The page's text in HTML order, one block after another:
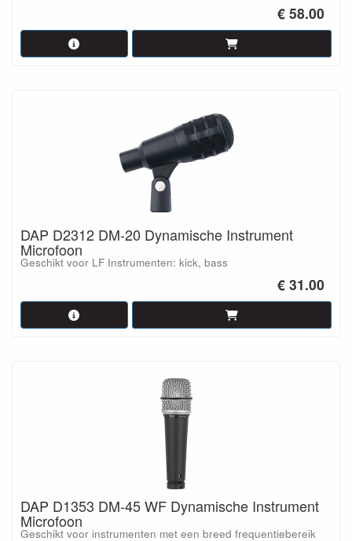
€ 58.00
DAP D2312 DM-20 Dynamische Instrument
Microfoon
Geschikt voor LF Instrumenten: kick, bass
€ 31.00
DAP D1353 DM-45 WF Dynamische Instrument
Microfoon
Geschikt voor instrumenten met een breed frequentiebereik